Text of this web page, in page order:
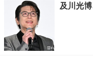
及川光